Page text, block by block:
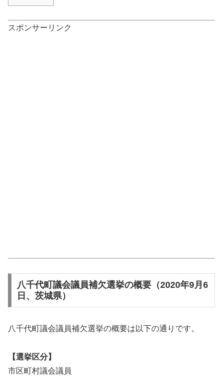
スポンサーリンク
八千代町議会議員補欠選挙の概要（2020年9月6
日、茨城県）
八千代町議会議員補欠選挙の概要は以下の通りです。
【選挙区分】
市区町村議会議員